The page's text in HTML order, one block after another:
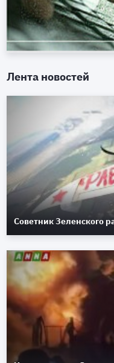
Лента новостей
Советник Зеленского